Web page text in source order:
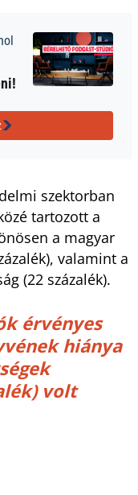
szektorban
tartozott a
a magyar
valamint a
(22 százalék).
érvényes
hiánya
volt